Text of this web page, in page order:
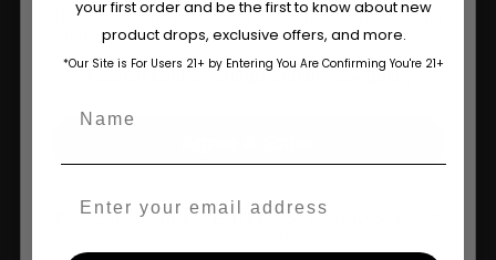
Winkel Op
The content and products of our website is reserved for
those of legal age.Please see Terms & Conditions.
age_gapI accept cookie settings and privacy policy
By clicking AGREE & ENTER, you confirm you are 18
your first order and be the first to know about new
product drops, exclusive offers, and more.
*Our Site is For Users 21+ by Entering You Are Confirming You're 21+